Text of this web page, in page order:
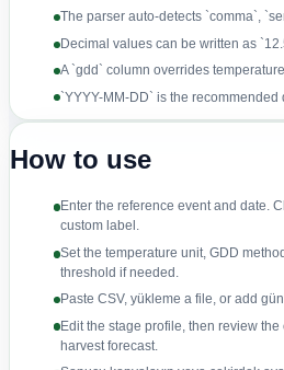
The parser auto-detects `comma`,
Decimal values can be written as
A `gdd` column overrides
`YYYY-MM-DD` is the recommended
How to use
Enter the reference event and date.
custom label.
Set the temperature unit, GDD
threshold if needed.
Paste CSV, yükleme a file, or add
Edit the stage profile, then review
harvest forecast.